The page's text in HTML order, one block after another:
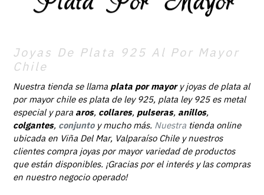
Joyas De Plata 925 Al Por Mayor
Chile
Nuestra tienda se llama plata por mayory joyas de plata al
por mayor chile es plata de ley 925, plata ley 925 es metal
especial y para aros, collares, pulseras, anillos,
colgantes, conjunto y mucho más. Nuestra tienda online
ubicada en Viña Del Mar, Valparaíso Chile y nuestros
clientes compra joyas por mayor variedad de productos
que están disponibles. ¡Gracias por el interés y las compras
en nuestro negocio operado!